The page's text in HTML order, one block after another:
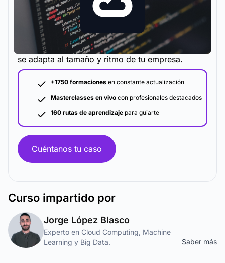
La metodología y plataforma de formación que
se adapta al tamaño y ritmo de tu empresa.
+1750 formaciones en constante actualización
Masterclasses en vivo con profesionales destacados
160 rutas de aprendizaje para guiarte
Cuéntanos tu caso
Curso impartido por
Jorge López Blasco
Experto en Cloud Computing, Machine
Learning y Big Data.
Saber más